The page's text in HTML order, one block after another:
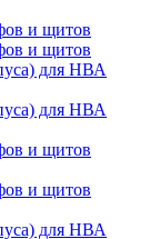
и щитов
и щитов
для НВА
для НВА
и щитов
и щитов
для НВА